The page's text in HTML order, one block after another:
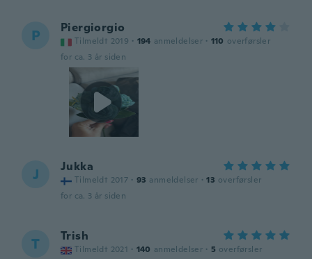
P Piergiorgio
Tilmeldt 2019 · 194 anmeldelser · 110 overførsler
for ca. 3 år siden
J Jukka
Tilmeldt 2017 · 93 anmeldelser · 13 overførsler
for ca. 3 år siden
T Trish
Tilmeldt 2021 · 140 anmeldelser · 5 overførsler